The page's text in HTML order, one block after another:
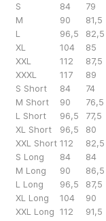
S
84 79
M
90 81,5
L
96,5 82,5
XL
104 85
XXL
112 87,5
XXXL
117 89
S Short
84 74
M Short
90 76,5
L Short
96,5 77,5
XL Short
96,5 80
XXL Short 112 82,5
S Long
84 84
M Long
90 86,5
L Long
96,5 87,5
XL Long
104 90
XXL Long 112 91,5